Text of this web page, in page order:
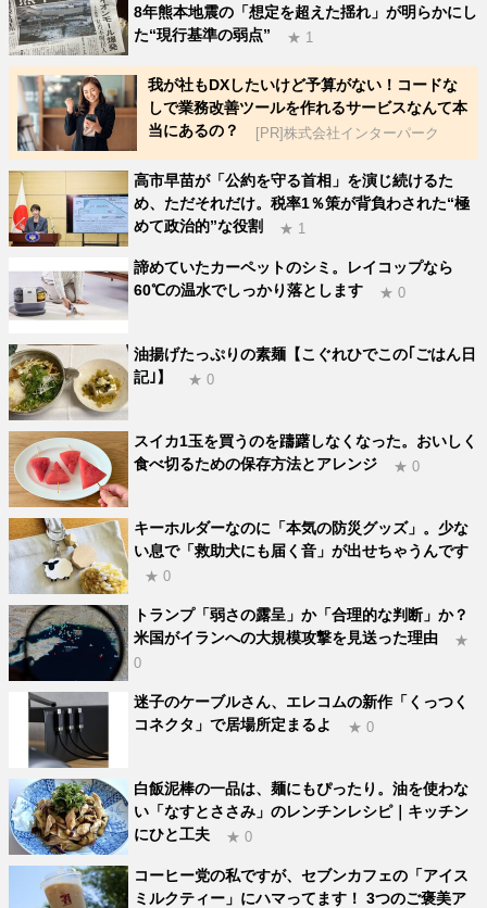
8年熊本地震の「想定を超えた揺れ」が明らかにし
た“現行基準の弱点”
★ 1
我が社もDXしたいけど予算がない！コードな
しで業務改善ツールを作れるサービスなんて本
当にあるの？
[PR]株式会社インターパーク
高市早苗が「公約を守る首相」を演じ続けるた
め、ただそれだけ。税率1％策が背負わされた“極
めて政治的”な役割
★ 1
諦めていたカーペットのシミ。レイコップなら
60℃の温水でしっかり落とします
★ 0
油揚げたっぷりの素麺【こぐれひでこの｢ごはん日
記｣】
★ 0
スイカ1玉を買うのを躊躇しなくなった。おいしく
食べ切るための保存方法とアレンジ
★ 0
キーホルダーなのに「本気の防災グッズ」。少な
い息で「救助犬にも届く音」が出せちゃうんです
★ 0
トランプ「弱さの露呈」か「合理的な判断」か？
米国がイランへの大規模攻撃を見送った理由
★
0
迷子のケーブルさん、エレコムの新作「くっつく
コネクタ」で居場所定まるよ
★ 0
白飯泥棒の一品は、麺にもぴったり。油を使わな
い「なすとささみ」のレンチンレシピ｜キッチン
にひと工夫
★ 0
コーヒー党の私ですが、セブンカフェの「アイス
ミルクティー」にハマってます！ 3つのご褒美ア